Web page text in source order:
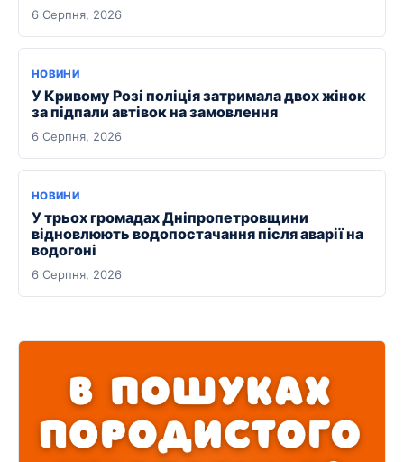
6 Серпня, 2026
НОВИНИ
У Кривому Розі поліція затримала двох жінок
за підпали автівок на замовлення
6 Серпня, 2026
НОВИНИ
У трьох громадах Дніпропетровщини
відновлюють водопостачання після аварії на
водогоні
6 Серпня, 2026